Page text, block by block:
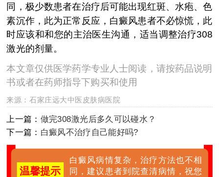
同，极少数患者在治疗后可能出现红斑、水疱、色
素沉作，此为正常反应，白癜风患者不必惊慌，此
时应该和和您的主治医生沟通，适当调整治疗308
激光的剂量。
本文章仅供医学药学专业人士阅读，请按药品说明
书或者在药师指导下购买和使用
来源：石家庄远大中医皮肤病医院
上一篇： 做完308激光后多久可以碰水？
下一篇： 白癜风不治疗自己能好吗?
温馨提示
白癜风病情复杂，治疗方法也不相
同，建议患者到院查清病情，祝您